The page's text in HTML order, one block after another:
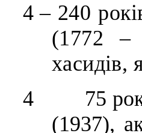
4 –240
(1772 –
хасидів,
4 75 років
(1937),